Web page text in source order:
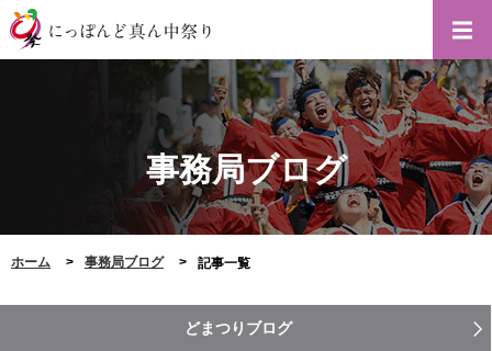
事務局ブログ
ホーム 事務局ブログ 記事一覧
どまつりブログ